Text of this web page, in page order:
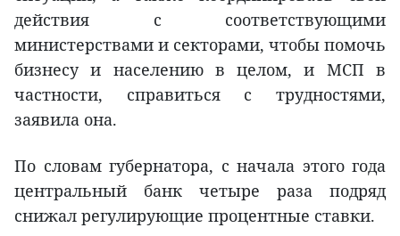
действия с соответствующими
министерствами и секторами, чтобы помочь
бизнесу и населению в целом, и МСП в
частности, справиться с трудностями,
заявила она.
По словам губернатора, с начала этого года
центральный банк четыре раза подряд
снижал регулирующие процентные ставки.